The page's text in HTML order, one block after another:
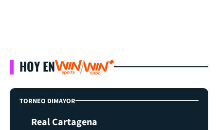
HOY EN
TORNEO DIMAYOR
Real Cartagena